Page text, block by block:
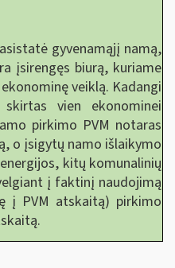
gyvenamąjį namą,
įsirengęs biurą, kuriame
veiklą. Kadangi
vien ekonominei
pirkimo PVM notaras
o įsigytų namo išlaikymo
kitų komunalinių
į faktinį naudojimą
į PVM atskaitą) pirkimo